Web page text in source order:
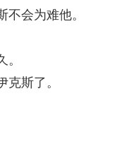
会为难他。
斯了。